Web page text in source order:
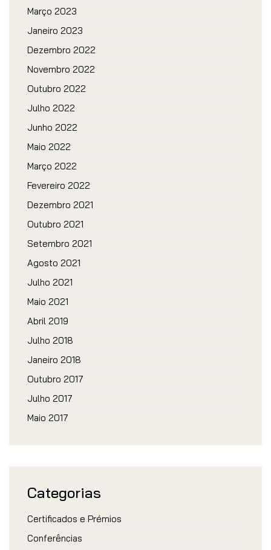
Março 2023
Janeiro 2023
Dezembro 2022
Novembro 2022
Outubro 2022
Julho 2022
Junho 2022
Maio 2022
Março 2022
Fevereiro 2022
Dezembro 2021
Outubro 2021
Setembro 2021
Agosto 2021
Julho 2021
Maio 2021
Abril 2019
Julho 2018
Janeiro 2018
Outubro 2017
Julho 2017
Maio 2017
Categorias
Certificados e Prémios
Conferências